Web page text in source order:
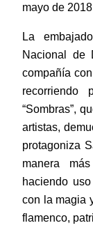
mayo de
La
Nacional de
compañía
recorriendo
“Sombras”,
artistas,
protagoniza
manera
haciendo
con la magia
flamenco,